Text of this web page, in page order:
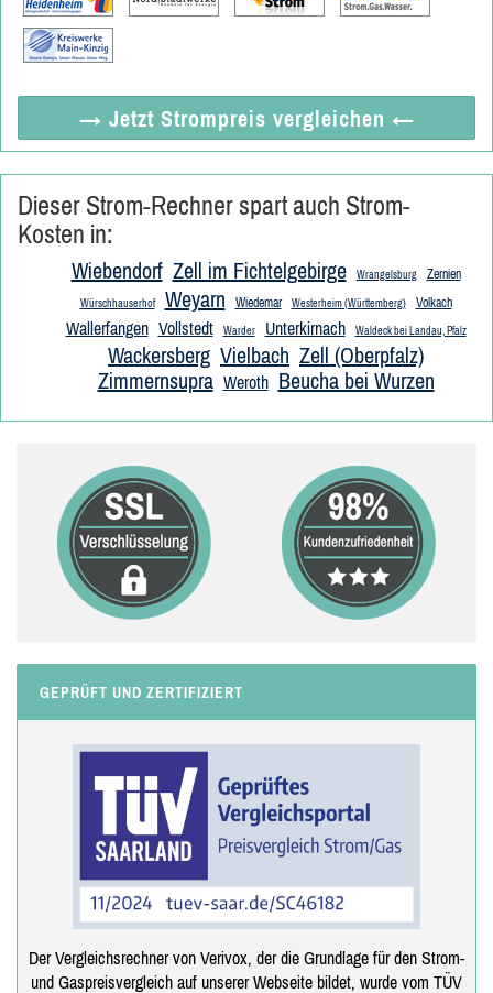
→ Jetzt Strompreis vergleichen ←
Dieser Strom-Rechner spart auch Strom-
Kosten in:
Wiebendorf Zell im Fichtelgebirge Wrangelsburg Zernien
Würschhauserhof Weyarn Wiedemar Westerheim (Württemberg) Volkach
Wallerfangen Vollstedt Warder Unterkirnach Waldeck bei Landau, Pfalz
Wackersberg Vielbach Zell (Oberpfalz)
Zimmernsupra Weroth Beucha bei Wurzen
GEPRÜFT UND ZERTIFIZIERT
Der Vergleichsrechner von Verivox, der die Grundlage für den Strom-
und Gaspreisvergleich auf unserer Webseite bildet, wurde vom TÜV